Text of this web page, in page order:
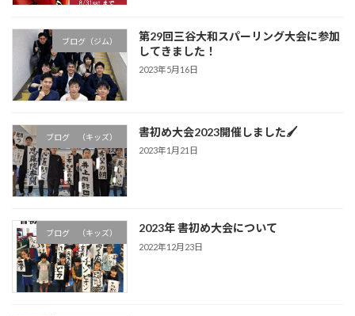
ブログ（ジム）
第29回三谷大和スパーリング大会に参加
してきました！
2023年5月16日
ブログ （キッズ） 書初め大会2023開催しました🖌
2023年1月21日
ブログ （キッズ） 2023年 書初め大会について
2022年12月23日